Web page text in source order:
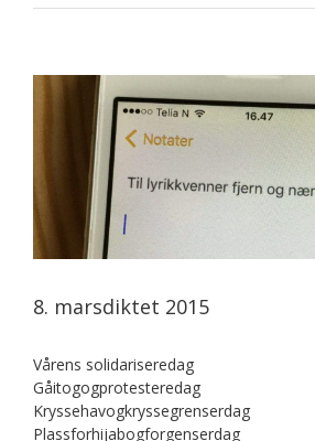
8. marsdiktet 2015
Vårens solidariseredag
Gåitogogprotesteredag
Kryssehavogkryssegrenserdag
Plassforhijabogforgenserdag